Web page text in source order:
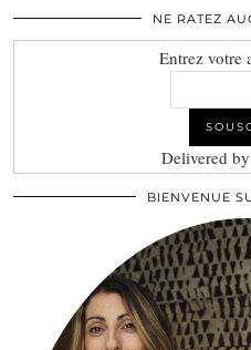
NE RATEZ
Entrez votre
Delivered by
BIENVENUE